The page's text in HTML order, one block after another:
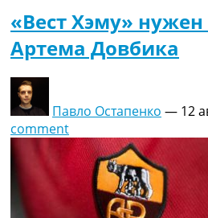
«Вест Хэму»
Артема Довбика
Павло Остапенко — 12
comment